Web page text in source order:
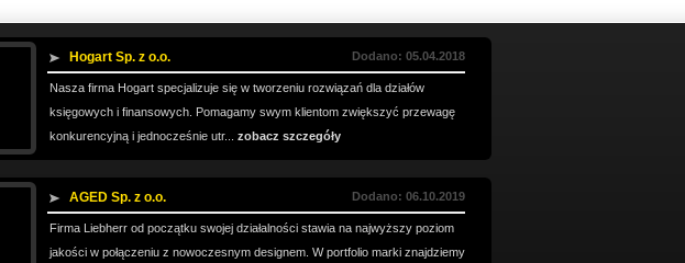
Hogart Sp. z o.o. Dodano: 05.04.2018
Nasza firma Hogart specjalizuje się w tworzeniu rozwiązań dla działów
księgowych i finansowych. Pomagamy swym klientom zwiększyć przewagę
konkurencyjną i jednocześnie utr... zobacz szczegóły
AGED Sp. z o.o. Dodano: 06.10.2019
Firma Liebherr od początku swojej działalności stawia na najwyższy poziom
jakości w połączeniu z nowoczesnym designem. W portfolio marki znajdziemy